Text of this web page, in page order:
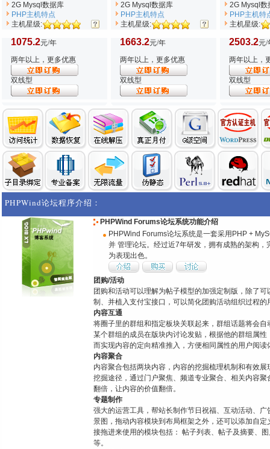
2G Mysql数据库
PHP主机特点
主机星级:
2G Mysql数据库
PHP主机特点
主机星级:
2G Mysql数
PHP主机特
主机星级:
1075.2元/年
两年以上，更多优惠
双线型
1663.2元/年
两年以上，更多优惠
双线型
2503.2元/
两年以上，
双线型
PHPWind论坛程序介绍：
PHPWind Forums论坛系统功能介绍
PHPWind Forums论坛系统是一套采用PHP +
并 管理论坛。经过近7年研发，拥有成熟的架构
为表现出色。
团购/活动
团购和活动可以理解为帖子模型的加强定制版，除了
制、并植入支付宝接口，可以简化团购活动组织过程
内容互通
将圈子里的群组和指定板块关联起来，群组话题将会
某个群组的成员在版块内讨论发贴，根据他的群组属
而实现内容的定向精准推入，方便相同属性的用户阅读
内容聚合
内容聚合包括两块内容，内容的挖掘梳理机制和有效
挖掘途径，通过门户聚焦、频道专业聚合、相关内容
翻倍，让内容的价值翻倍。
专题制作
强大的运营工具，帮站长制作节日祝福、互动活动、
景图，拖动内容模块到布局框架之外，还可以添加自
接拖进来使用的模块包括： 帖子列表、帖子及摘要、
等。